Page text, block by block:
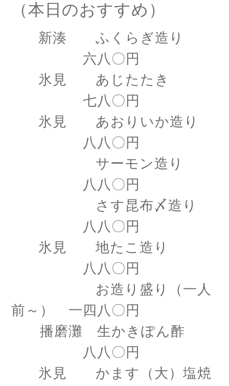
（本日のおすすめ）
新湊 ふくらぎ造り
六八〇円
氷見 あじたたき
七八〇円
氷見 あおりいか造り
八八〇円
サーモン造り
八八〇円
さす昆布〆造り
八八〇円
氷見 地たこ造り
八八〇円
お造り盛り（一人
前～） 一四八〇円
播磨灘 生かきぽん酢
八八〇円
氷見 かます（大）塩焼